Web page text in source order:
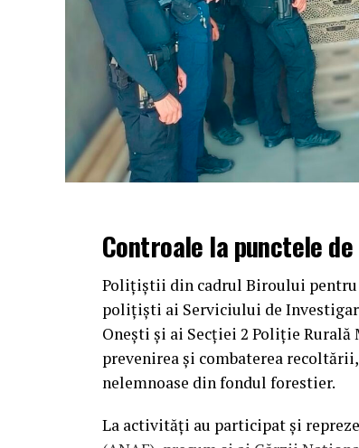
Controale la punctele
Polițiștii din cadrul Biroului pentru
polițiști ai Serviciului de
Onești și ai Secției 2 Poliție
prevenirea și combaterea
nelemnoase din fondul forestier.
La activități au participat și